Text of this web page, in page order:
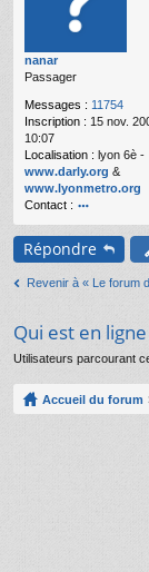
nanar
Passager
Messages : 11754
Inscription : 15 nov.
10:07
Localisation : lyon 6è -
www.darly.org &
www.lyonmetro.org
Contact :
o
nt
ac
r
n
ar
Répondre
Revenir à « Le forum
Qui est en ligne
Utilisateurs parcourant
Accueil du forum